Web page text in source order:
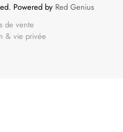
Powered by Red Genius
de vente
& vie privée